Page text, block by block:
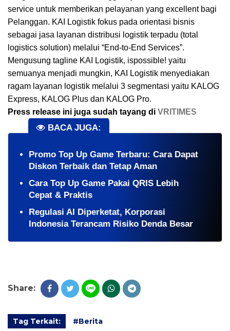
service untuk memberikan pelayanan yang excellent bagi
Pelanggan. KAI Logistik fokus pada orientasi bisnis
sebagai jasa layanan distribusi logistik terpadu (total
logistics solution) melalui “End-to-End Services”.
Mengusung tagline KAI Logistik, ispossible! yaitu
semuanya menjadi mungkin, KAI Logistik menyediakan
ragam layanan logistik melalui 3 segmentasi yaitu KALOG
Express, KALOG Plus dan KALOG Pro.
Press release ini juga sudah tayang di VRITIMES
BACA JUGA:
Promo Top Up Game Terbaru: Cara Dapat
Diskon Terbaik dan Tetap Aman
Cara Top Up Game Pakai QRIS Lebih
Cepat & Praktis
Regulasi AI Diperketat, Korporasi
Indonesia Terancam Risiko Denda Besar
Share:
Tag Terkait: #Berita